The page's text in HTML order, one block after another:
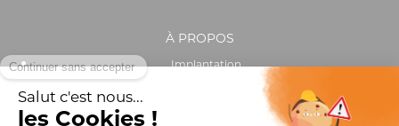
À PROPOS
Implantation